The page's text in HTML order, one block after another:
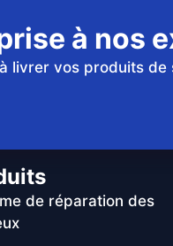
à nos
livrer vos produits
de réparation des